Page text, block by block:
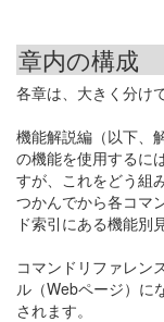
章内の構成
各章は、大きく分け
機能解説編（以下、
の機能を使用するに
すが、これをどう組
つかんでから各コマ
ド索引にある機能別
コマンドリファレン
ル（Webページ）に
されます。